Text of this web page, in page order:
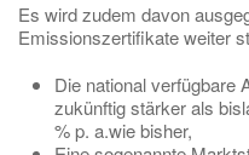
Es wird zudem davon
Emissionszertifikate weiter
Die national verfügbare
zukünftig stärker als
% p. a.wie bisher,